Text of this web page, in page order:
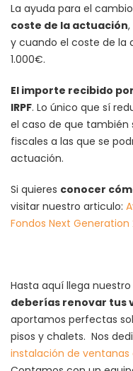
La ayuda para el
coste de la actuación
y cuando el coste de la
1.000€.
El importe recibido
IRPF. Lo único que sí
el caso de que también
fiscales a las que se
actuación.
Si quieres conocer
visitar nuestro articulo:
Fondos Next Generation
Hasta aquí llega
deberías renovar tus
aportamos perfectas
pisos y chalets. Nos
instalación de ventanas